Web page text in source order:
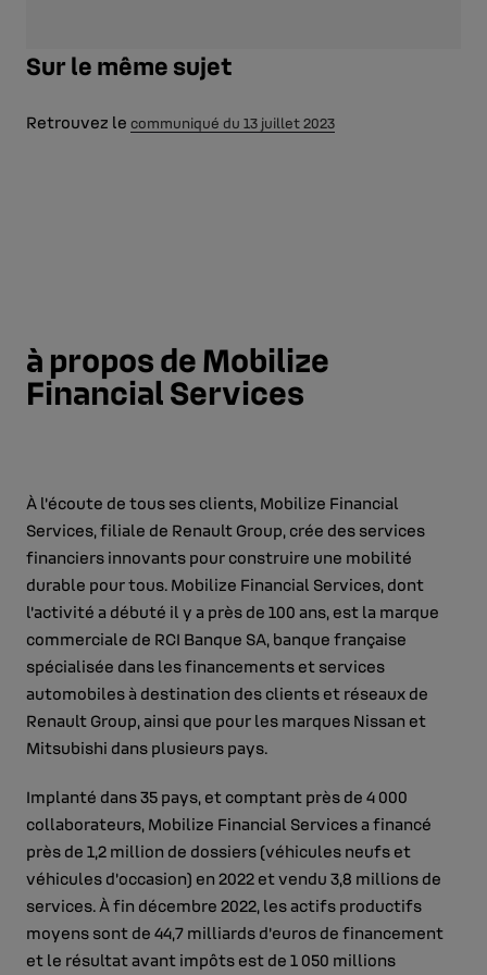
Sur le même sujet
Retrouvez le communiqué du 13 juillet 2023
à propos de Mobilize
Financial Services
À l’écoute de tous ses clients, Mobilize Financial
Services, filiale de Renault Group, crée des services
financiers innovants pour construire une mobilité
durable pour tous. Mobilize Financial Services, dont
l’activité a débuté il y a près de 100 ans, est la marque
commerciale de RCI Banque SA, banque française
spécialisée dans les financements et services
automobiles à destination des clients et réseaux de
Renault Group, ainsi que pour les marques Nissan et
Mitsubishi dans plusieurs pays.
Implanté dans 35 pays, et comptant près de 4 000
collaborateurs, Mobilize Financial Services a financé
près de 1,2 million de dossiers (véhicules neufs et
véhicules d’occasion) en 2022 et vendu 3,8 millions de
services. À fin décembre 2022, les actifs productifs
moyens sont de 44,7 milliards d’euros de financement
et le résultat avant impôts est de 1 050 millions